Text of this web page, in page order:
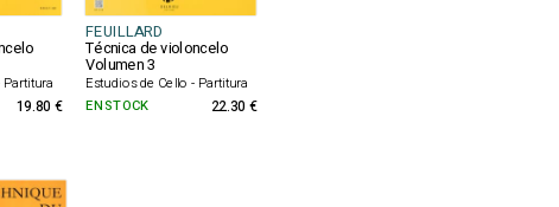
FEUILLARD
Técnica de violoncelo
Volumen 3
Estudios de Cello - Partitura
19.80 € EN STOCK 22.30 €